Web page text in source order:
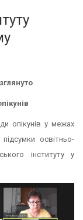
опікунів у межах
освітньо-
інституту у